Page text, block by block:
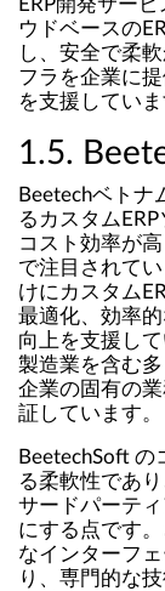
ERP開発サー
ウドベースの
し、安全で柔
フラを企業に
を支援していま
1.5.
Beetechベトナ
るカスタム
コスト効率が
で注目されて
けにカスタム
最適化、効率
向上を支援し
製造業を含む
企業の固有の
証しています。
BeetechSoft
る柔軟性であ
サードパーテ
にする点です
なインターフ
り、専門的な